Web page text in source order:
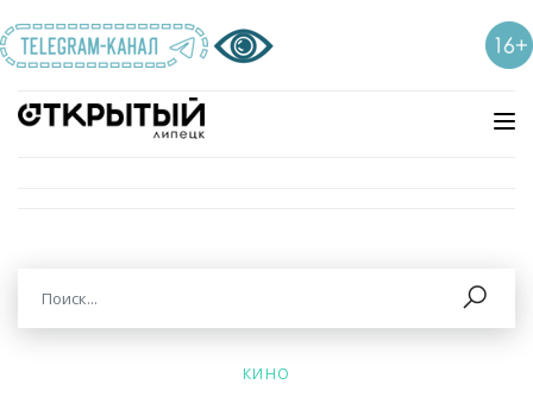
КИНО